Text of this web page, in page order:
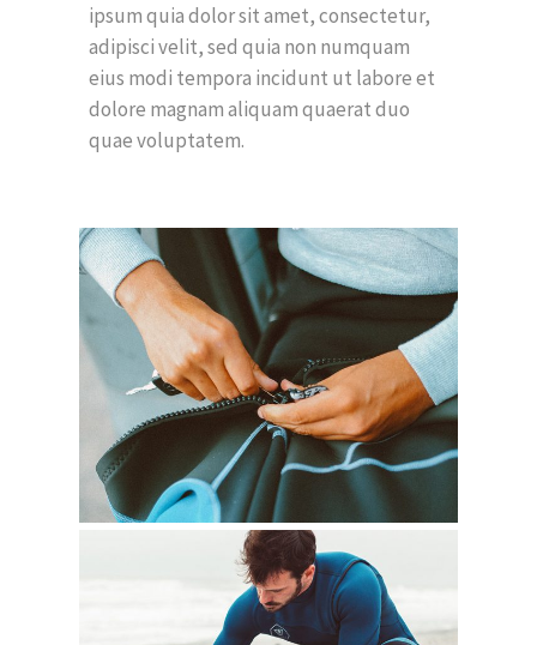
ipsum quia dolor sit amet, consectetur,
adipisci velit, sed quia non numquam
eius modi tempora incidunt ut labore et
dolore magnam aliquam quaerat duo
quae voluptatem.